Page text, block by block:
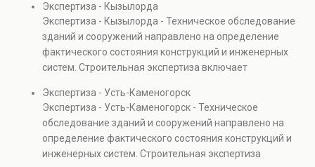
элементов и оценку эксплуатационной безопасности.
Услуга востребована при покупке недвижимости,
капитальном ремонте и реконструкции объектов, а
также при судебных разбирательствах и технических
проверках.
Экспертиза - Кызылорда
Экспертиза - Кызылорда - Техническое обследование
зданий и сооружений направлено на определение
фактического состояния конструкций и инженерных
систем. Строительная экспертиза включает
элементов и оценку эксплуатационной безопасности.
Услуга востребована при покупке недвижимости,
капитальном ремонте и реконструкции объектов, а
также при судебных разбирательствах и технических
проверках.
Экспертиза - Усть-Каменогорск
Экспертиза - Усть-Каменогорск - Техническое
обследование зданий и сооружений направлено на
определение фактического состояния конструкций и
инженерных систем. Строительная экспертиза